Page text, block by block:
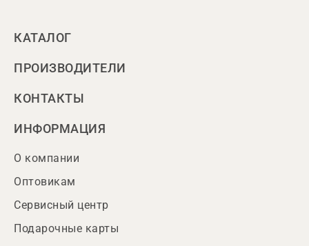
КАТАЛОГ
ПРОИЗВОДИТЕЛИ
КОНТАКТЫ
ИНФОРМАЦИЯ
О компании
Оптовикам
Сервисный центр
Подарочные карты